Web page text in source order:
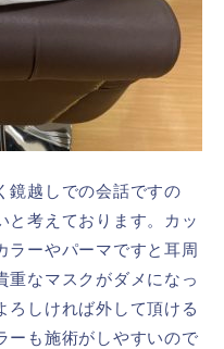
鏡越しでの会話ですの
と考えております。カッ
ラーやパーマですと耳周
重なマスクがダメになっ
ろしければ外して頂ける
ーも施術がしやすいので